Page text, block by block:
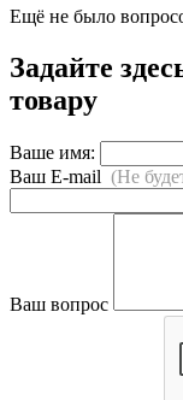
Ещё не было
Задайте
товару
Ваше имя:
Ваш E-mail (Не
Ваш вопрос